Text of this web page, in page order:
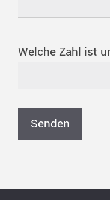
Welche Zahl ist